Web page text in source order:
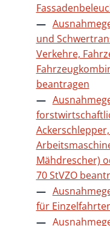
und
Verkehre,
beantragen
Mähdrescher)
70 StVZO
für